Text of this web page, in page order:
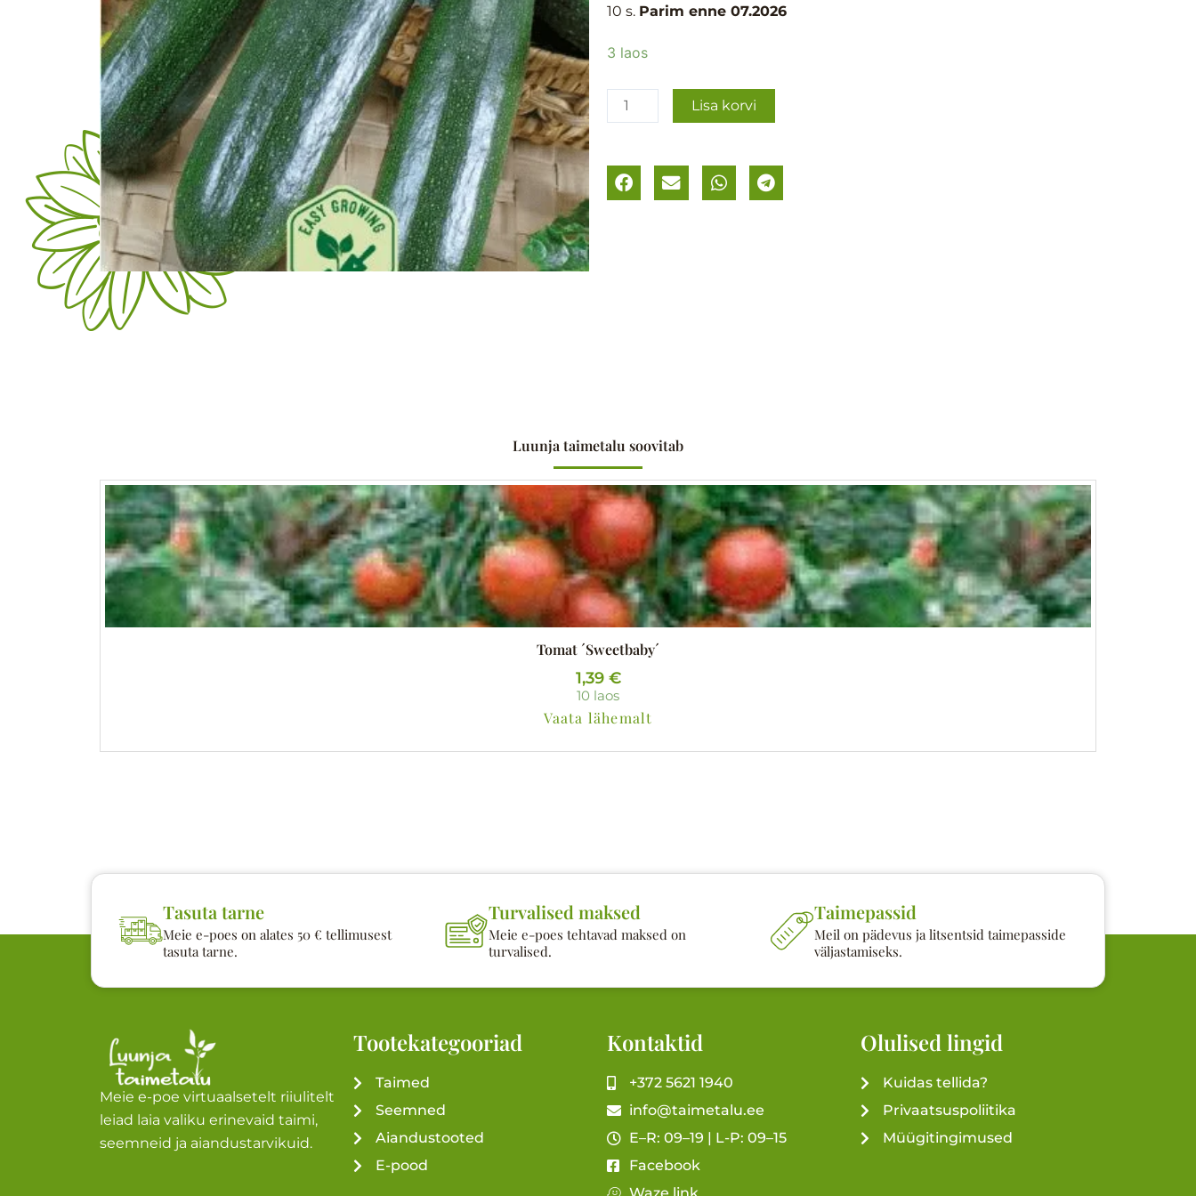
10 s. Parim enne 07.2026
3 laos
Suvikõrvits
kogus
Lisa korvi
Luunja taimetalu soovitab
Tomat ´Sweetbaby´
1,39 €
10 laos
Vaata lähemalt
Tasuta tarne
Meie e-poes on alates 50 € tellimusest
tasuta tarne.
Turvalised maksed
Meie e-poes tehtavad maksed on
turvalised.
Taimepassid
Meil on pädevus ja litsentsid taimepasside
väljastamiseks.
Meie e-poe virtuaalsetelt riiulitelt
leiad laia valiku erinevaid taimi,
seemneid ja aiandustarvikuid.
Tootekategooriad
Taimed
Seemned
Aiandustooted
E-pood
Kontaktid
+372 5621 1940
info@taimetalu.ee
E–R: 09–19 | L-P: 09–15
Facebook
Olulised lingid
Kuidas tellida?
Privaatsuspoliitika
Müügitingimused